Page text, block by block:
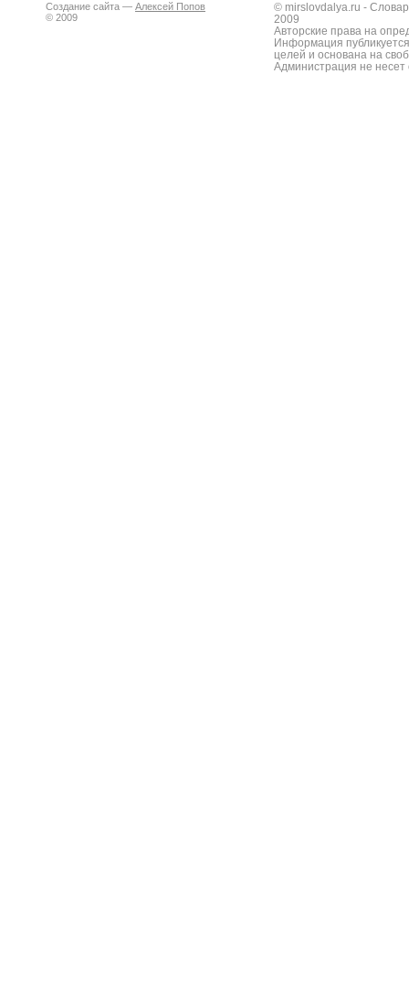
Создание сайта — Алексей Попов
© 2009
© mirslovdalya.ru -
2009
Авторские права на
Информация
целей и основана на
Администрация не несет